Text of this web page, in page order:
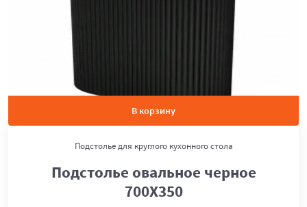
В корзину
Подстолье для круглого кухонного стола
Подстолье овальное черное
700Х350